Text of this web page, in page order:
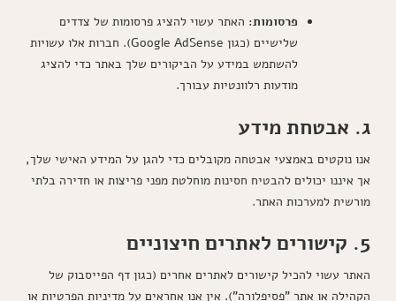
פרסומות: האתר עשוי להציג פרסומות של צדדים
שלישיים (כגון Google AdSense). חברות אלו עשויות
להשתמש במידע על הביקורים שלך באתר כדי להציג
מודעות רלוונטיות עבורך.
ג. אבטחת מידע
אנו נוקטים באמצעי אבטחה מקובלים כדי להגן על המידע האישי שלך,
אך איננו יכולים להבטיח חסינות מוחלטת מפני פריצות או חדירה בלתי
מורשית למערכות האתר.
5. קישורים לאתרים חיצוניים
האתר עשוי להכיל קישורים לאתרים אחרים (כגון דף הפייסבוק של
הקהילה או אתר "פסיפלורה"). אין אנו אחראים על מדיניות הפרטיות או